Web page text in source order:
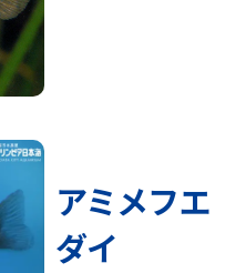
アミメフエ
ダイ